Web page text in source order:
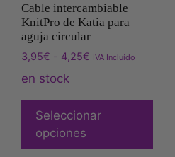
Cable intercambiable
KnitPro de Katia para
aguja circular
3,95€ - 4,25€ IVA Incluído
en stock
Seleccionar
opciones